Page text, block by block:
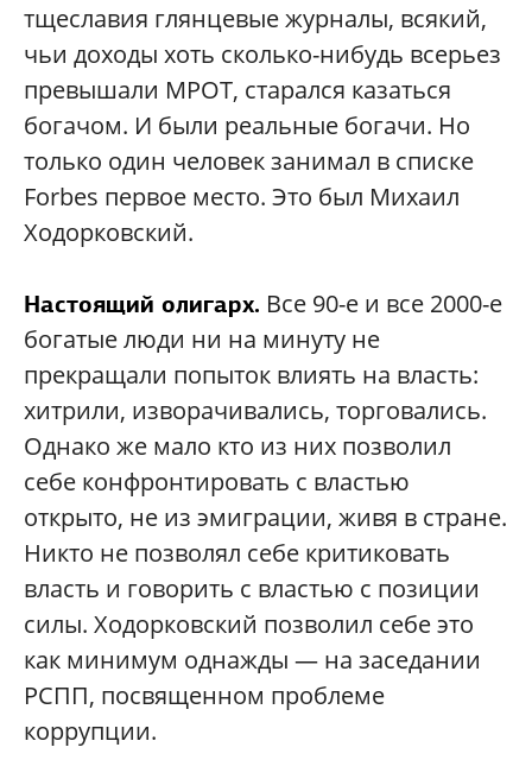
тщеславия глянцевые журналы, всякий,
чьи доходы хоть сколько-нибудь всерьез
превышали МРОТ, старался казаться
богачом. И были реальные богачи. Но
только один человек занимал в списке
Forbes первое место. Это был Михаил
Ходорковский.
Настоящий олигарх. Все 90-е и все 2000-е
богатые люди ни на минуту не
прекращали попыток влиять на власть:
хитрили, изворачивались, торговались.
Однако же мало кто из них позволил
себе конфронтировать с властью
открыто, не из эмиграции, живя в стране.
Никто не позволял себе критиковать
власть и говорить с властью с позиции
силы. Ходорковский позволил себе это
как минимум однажды — на заседании
РСПП, посвященном проблеме
коррупции.